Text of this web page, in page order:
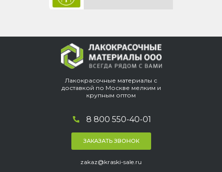
Лакокрасочные материалы с
доставкой по Москве мелким и
крупным оптом
8 800 550-40-01
ЗАКАЗАТЬ ЗВОНОК
zakaz@kraski-sale.ru